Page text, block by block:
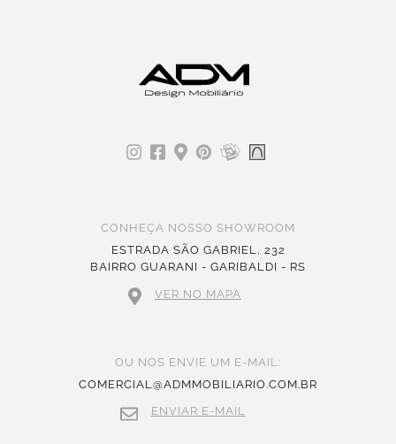
CONHEÇA NOSSO SHOWROOM
ESTRADA SÃO GABRIEL, 232
BAIRRO GUARANI - GARIBALDI - RS
VER NO MAPA
OU NOS ENVIE UM E-MAIL:
COMERCIAL@ADMMOBILIARIO.COM.BR
ENVIAR E-MAIL